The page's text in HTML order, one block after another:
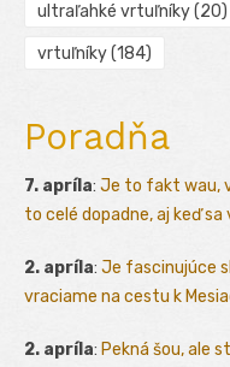
ultraľahké vrtuľníky(20)
vrtuľníky(184)
Poradňa
7. apríla: Je to fakt wau,
to celé dopadne, aj keď
2. apríla: Je fascinujúce
vraciame na cestu k
2. apríla: Pekná šou, ale